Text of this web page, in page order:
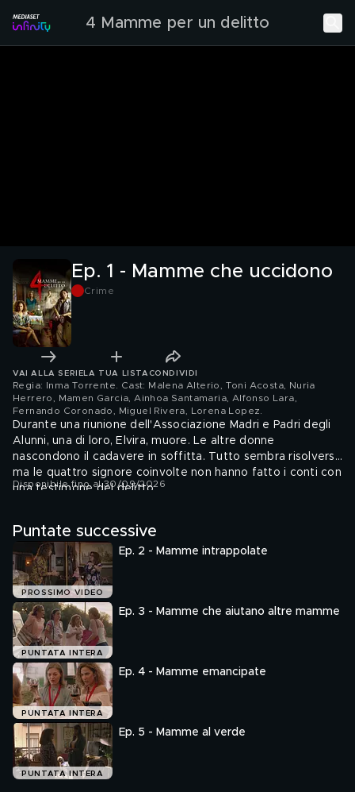
4 Mamme per un delitto
Ep. 1 - Mamme che uccidono
Crime
VAI ALLA SERIE LA TUA LISTA CONDIVIDI
Regia: Inma Torrente. Cast: Malena Alterio, Toni Acosta, Nuria
Herrero, Mamen Garcia, Ainhoa Santamaria, Alfonso Lara,
Fernando Coronado, Miguel Rivera, Lorena Lopez
Durante una riunione dell'Associazione Madri e Padri degli
Alunni, una di loro, Elvira, muore. Le altre donne
nascondono il cadavere in soffitta. Tutto sembra risolversi,
ma le quattro signore coinvolte non hanno fatto i conti con
una testimone del delitto.
Disponibile fino al 30/09/2026
Puntate successive
PROSSIMO VIDEO
Ep. 2 - Mamme intrappolate
PUNTATA INTERA
Ep. 3 - Mamme che aiutano altre mamme
PUNTATA INTERA
Ep. 4 - Mamme emancipate
PUNTATA INTERA
Ep. 5 - Mamme al verde